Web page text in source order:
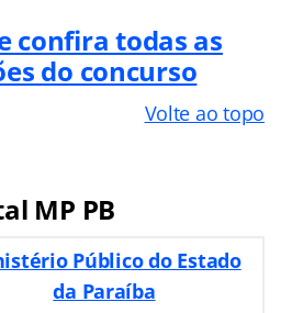
confira todas as
do concurso
Volte ao topo
MP PB
Público do Estado
da Paraíba